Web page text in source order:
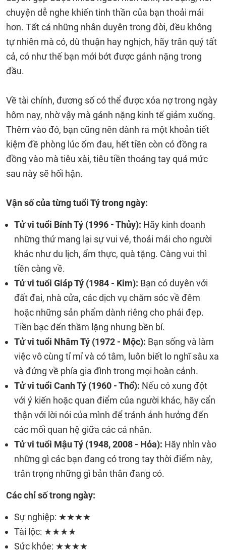
chuyện dễ nghe khiến tinh thần của bạn thoải mái
hơn. Tất cả những nhân duyên trong đời, đều không
tự nhiên mà có, dù thuận hay nghịch, hãy trân quý tất
cả, có như thế bạn mới bớt được gánh nặng trong
đầu.
Về tài chính, đương số có thể được xóa nợ trong ngày
hôm nay, nhờ vậy mà gánh nặng kinh tế giảm xuống.
Thêm vào đó, bạn cũng nên dành ra một khoản tiết
kiệm đề phòng lúc ốm đau, hết tiền còn có đồng ra
đồng vào mà tiêu xài, tiêu tiền thoáng tay quá mức
sau này sẽ hối hận.
Vận số của từng tuổi Tý trong ngày:
Tử vi tuổi Bính Tý (1996 - Thủy): Hãy kinh doanh
những thứ mang lại sự vui vẻ, thoải mái cho người
khác như du lịch, ẩm thực, quà tặng. Càng vui thì
tiền càng về.
Tử vi tuổi Giáp Tý (1984 - Kim): Bạn có duyên với
đất đai, nhà cửa, các dịch vụ chăm sóc về đêm
hoặc những sản phẩm dành riêng cho phái đẹp.
Tiền bạc đến thầm lặng nhưng bền bỉ.
Tử vi tuổi Nhâm Tý (1972 - Mộc): Bạn sống và làm
việc vô cùng tỉ mỉ và có tâm, luôn biết lo nghĩ sâu xa
và đứng về phía gia đình trong mọi hoàn cảnh.
Tử vi tuổi Canh Tý (1960 - Thổ): Nếu có xung đột
với ý kiến ​​hoặc quan điểm của người khác, hãy cẩn
thận với lời nói của mình để tránh ảnh hưởng đến
các mối quan hệ giữa các cá nhân.
Tử vi tuổi Mậu Tý (1948, 2008 - Hỏa): Hãy nhìn vào
những gì các bạn đang có trong tay thời điểm này,
trân trọng những gì bản thân đang có.
Các chỉ số trong ngày:
Sự nghiệp: ★★★★
Tài lộc: ★★★★
Sức khỏe: ★★★★